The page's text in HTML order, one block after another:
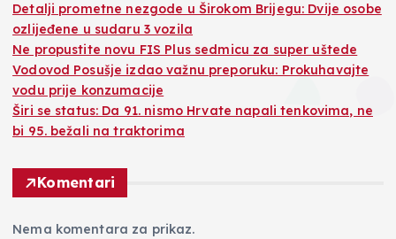
Detalji prometne nezgode u Širokom Brijegu: Dvije osobe
ozlijeđene u sudaru 3 vozila
Ne propustite novu FIS Plus sedmicu za super uštede
Vodovod Posušje izdao važnu preporuku: Prokuhavajte
vodu prije konzumacije
Širi se status: Da 91. nismo Hrvate napali tenkovima, ne
bi 95. bežali na traktorima
Komentari
Nema komentara za prikaz.